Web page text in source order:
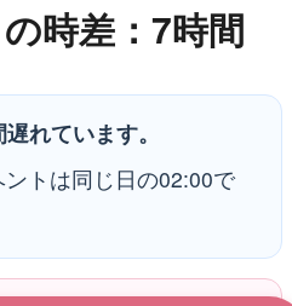
時差：7時間
れています。
トは同じ日の02:00で